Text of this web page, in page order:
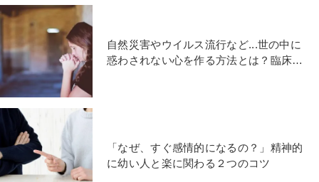
自然災害やウイルス流行など...世の中に
惑わされない心を作る方法とは？臨床心
「なぜ、すぐ感情的になるの？」精神的
に幼い人と楽に関わる２つのコツ